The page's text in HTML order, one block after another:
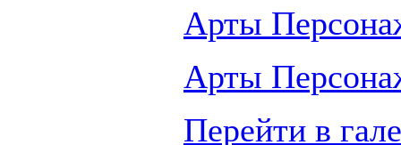
Арты
Арты
Перейти в